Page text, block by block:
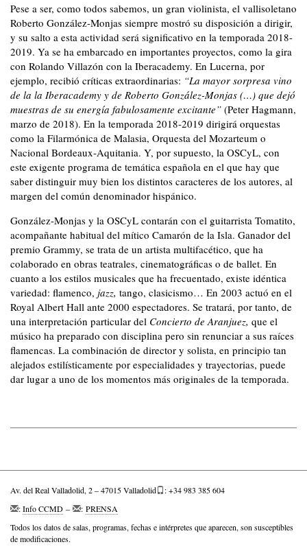
Pese a ser, como todos sabemos, un gran violinista, el vallisoletano
Roberto González-Monjas siempre mostró su disposición a dirigir,
y su salto a esta actividad será significativo en la temporada 2018-
2019. Ya se ha embarcado en importantes proyectos, como la gira
con Rolando Villazón con la Iberacademy. En Lucerna, por
ejemplo, recibió críticas extraordinarias: “La mayor sorpresa vino
de la la Iberacademy y de Roberto González-Monjas (…) que dejó
muestras de su energía fabulosamente excitante” (Peter Hagmann,
marzo de 2018). En la temporada 2018-2019 dirigirá orquestas
como la Filarmónica de Malasia, Orquesta del Mozarteum o
Nacional Bordeaux-Aquitania. Y, por supuesto, la OSCyL, con
este exigente programa de temática española en el que hay que
saber distinguir muy bien los distintos caracteres de los autores, al
margen del común denominador hispánico.
González-Monjas y la OSCyL contarán con el guitarrista Tomatito,
acompañante habitual del mítico Camarón de la Isla. Ganador del
premio Grammy, se trata de un artista multifacético, que ha
colaborado en obras teatrales, cinematográficas o de ballet. En
cuanto a los estilos musicales que ha frecuentado, existe idéntica
variedad: flamenco, jazz, tango, clasicismo… En 2003 actuó en el
Royal Albert Hall ante 2000 espectadores. Se tratará, por tanto, de
una interpretación particular del Concierto de Aranjuez, que el
músico ha preparado con disciplina pero sin renunciar a sus raíces
flamencas. La combinación de director y solista, en principio tan
alejados estilísticamente por especialidades y trayectorias, puede
dar lugar a uno de los momentos más originales de la temporada.
Av. del Real Valladolid, 2 – 47015 Valladolid
: +34 983 385 604
:Info CCMD – : PRENSA
Todos los datos de salas, programas, fechas e intérpretes que aparecen, son susceptibles
de modificaciones.